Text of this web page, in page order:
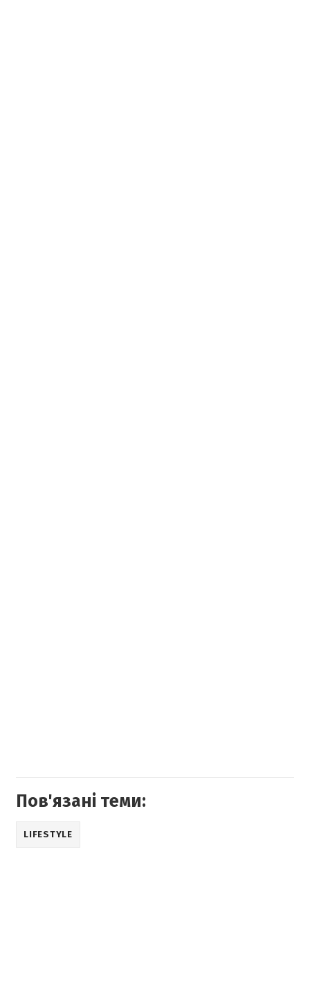
Пов'язані теми:
LIFESTYLE